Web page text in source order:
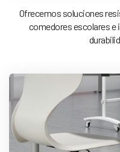
Ofrecemos soluciones
comedores escolares